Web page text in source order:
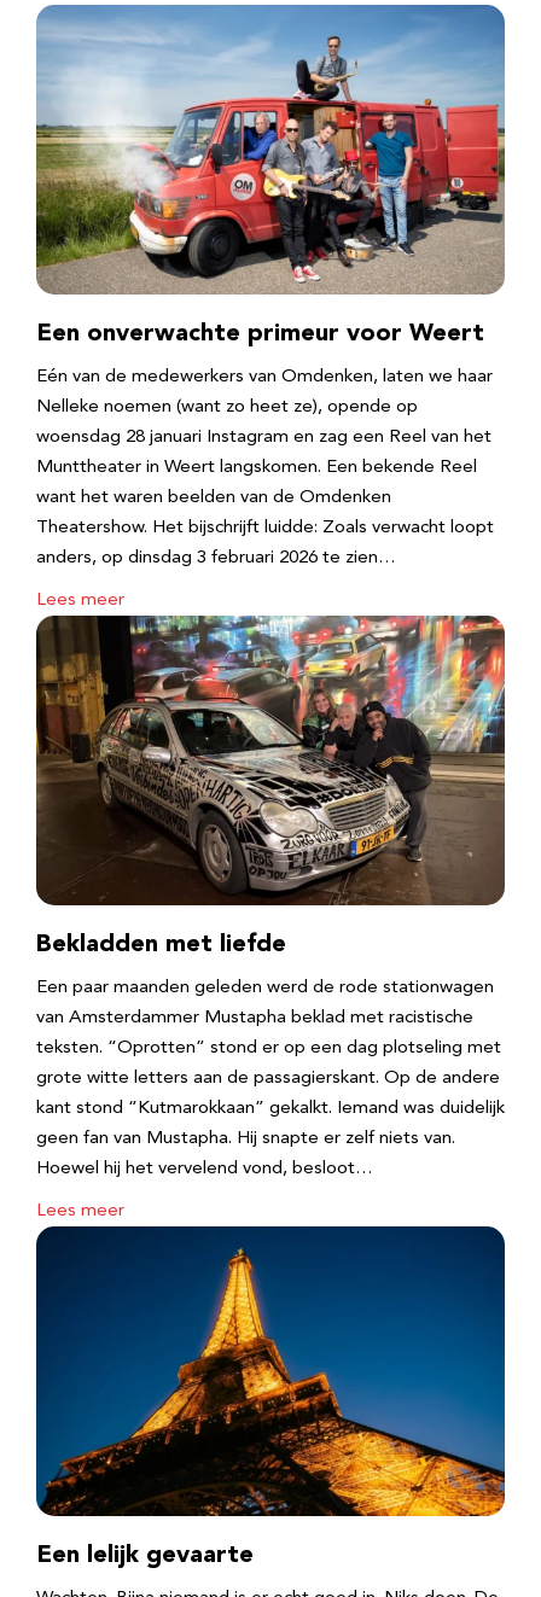
Een onverwachte primeur voor Weert
Eén van de medewerkers van Omdenken, laten we haar
Nelleke noemen (want zo heet ze), opende op
woensdag 28 januari Instagram en zag een Reel van het
Munttheater in Weert langskomen. Een bekende Reel
want het waren beelden van de Omdenken
Theatershow. Het bijschrijft luidde: Zoals verwacht loopt
anders, op dinsdag 3 februari 2026 te zien…
Lees meer
Bekladden met liefde
Een paar maanden geleden werd de rode stationwagen
van Amsterdammer Mustapha beklad met racistische
teksten. “Oprotten” stond er op een dag plotseling met
grote witte letters aan de passagierskant. Op de andere
kant stond “Kutmarokkaan” gekalkt. Iemand was duidelijk
geen fan van Mustapha. Hij snapte er zelf niets van.
Hoewel hij het vervelend vond, besloot…
Lees meer
Een lelijk gevaarte